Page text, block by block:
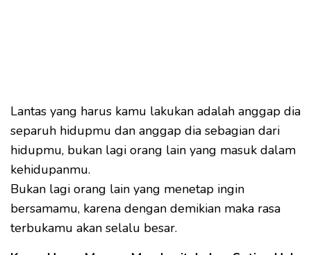
Lantas yang harus kamu lakukan adalah anggap dia
separuh hidupmu dan anggap dia sebagian dari
hidupmu, bukan lagi orang lain yang masuk dalam
kehidupanmu.
Bukan lagi orang lain yang menetap ingin
bersamamu, karena dengan demikian maka rasa
terbukamu akan selalu besar.